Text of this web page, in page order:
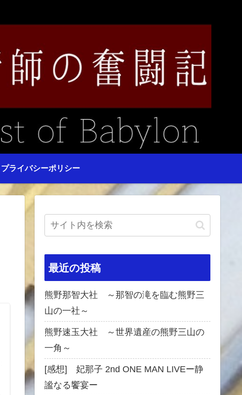
プライバシーポリシー
最近の投稿
熊野那智大社 ～那智の滝を臨む熊野三
山の一社～
熊野速玉大社 ～世界遺産の熊野三山の
一角～
[感想] 妃那子 2nd ONE MAN LIVEー静
謐なる饗宴ー